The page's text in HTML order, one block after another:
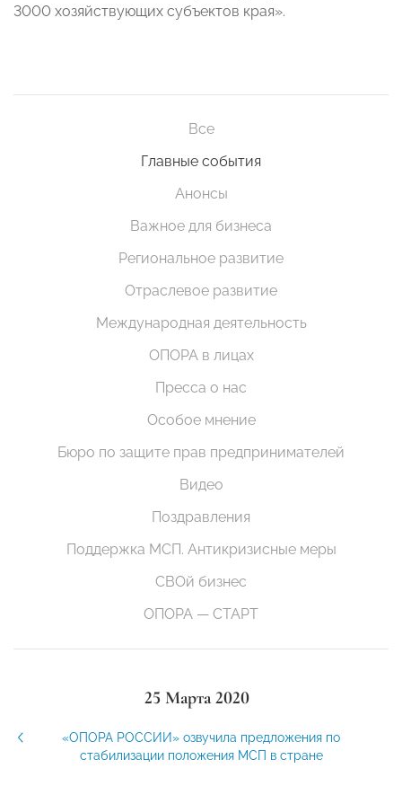
3000 хозяйствующих субъектов края».
Все
Главные события
Анонсы
Важное для бизнеса
Региональное развитие
Отраслевое развитие
Международная деятельность
ОПОРА в лицах
Пресса о нас
Особое мнение
Бюро по защите прав предпринимателей
Видео
Поздравления
Поддержка МСП. Антикризисные меры
СВОй бизнес
ОПОРА — СТАРТ
25 Марта 2020
«ОПОРА РОССИИ» озвучила предложения по
стабилизации положения МСП в стране